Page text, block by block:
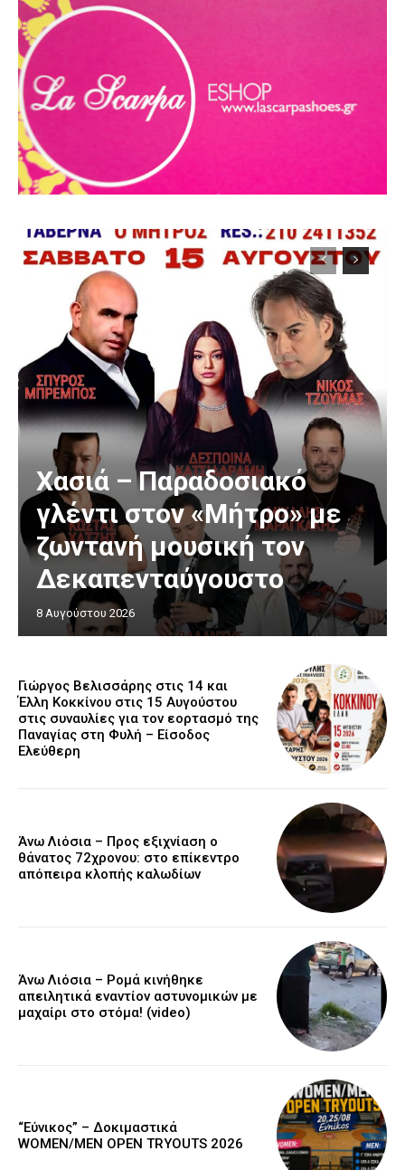
Χασιά – Παραδοσιακό
γλέντι στον «Μήτρο» με
ζωντανή μουσική τον
Δεκαπενταύγουστο
8 Αυγούστου 2026
Γιώργος Βελισσάρης στις 14 και
Έλλη Κοκκίνου στις 15 Αυγούστου
στις συναυλίες για τον εορτασμό της
Παναγίας στη Φυλή – Είσοδος
Ελεύθερη
Άνω Λιόσια – Προς εξιχνίαση ο
θάνατος 72χρονου: στο επίκεντρο
απόπειρα κλοπής καλωδίων
Άνω Λιόσια – Ρομά κινήθηκε
απειλητικά εναντίον αστυνομικών με
μαχαίρι στο στόμα! (video)
“Εύνικος” – Δοκιμαστικά
WOMEN/MEN OPEN TRYOUTS 2026